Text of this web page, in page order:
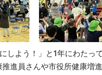
しよう！」と1年にわたっ
進員さんや市役所健康増